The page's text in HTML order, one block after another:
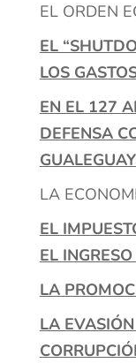
EL ORDEN
EL
LOS
EN EL 127
DEFENSA
LA
EL
EL
LA
LA